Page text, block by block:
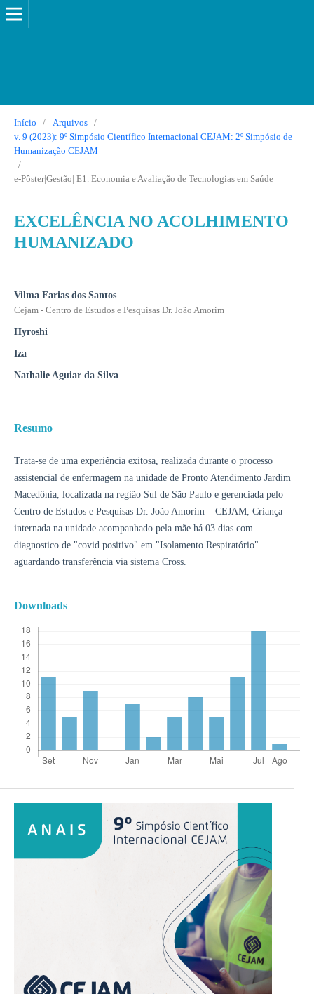
Início / Arquivos
/
v. 9 (2023): 9º Simpósio Científico Internacional CEJAM: 2º Simpósio de
Humanização CEJAM
/
e-Pôster|Gestão| E1. Economia e Avaliação de Tecnologias em Saúde
EXCELÊNCIA NO ACOLHIMENTO
HUMANIZADO
Vilma Farias dos Santos
Cejam - Centro de Estudos e Pesquisas Dr. João Amorim
Hyroshi
Iza
Nathalie Aguiar da Silva
Resumo
Trata-se de uma experiência exitosa, realizada durante o processo
assistencial de enfermagem na unidade de Pronto Atendimento Jardim
Macedônia, localizada na região Sul de São Paulo e gerenciada pelo
Centro de Estudos e Pesquisas Dr. João Amorim – CEJAM, Criança
internada na unidade acompanhado pela mãe há 03 dias com
diagnostico de "covid positivo" em "Isolamento Respiratório"
aguardando transferência via sistema Cross.
Downloads